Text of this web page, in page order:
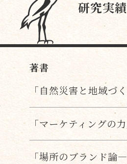
研究実績
著書
「自然災害と地域づ
「マーケティングの力
「場所のブランド論